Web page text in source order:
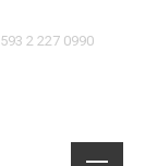
593 2 227 0990